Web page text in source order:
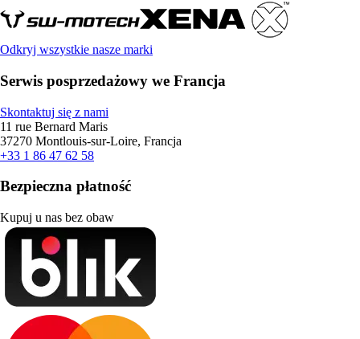
Odkryj wszystkie nasze marki
Serwis posprzedażowy we Francja
Skontaktuj się z nami
11 rue Bernard Maris
37270 Montlouis-sur-Loire, Francja
+33 1 86 47 62 58
Bezpieczna płatność
Kupuj u nas bez obaw